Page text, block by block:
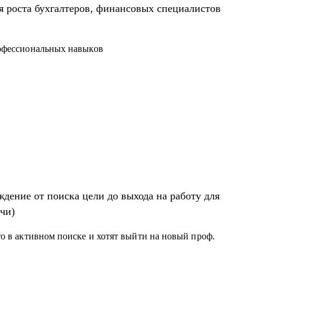
бухгалтеров, финансовых специалистов
навыков
от поиска цели до выхода на работу для
в активном поиске и хотят выйти на новый проф.